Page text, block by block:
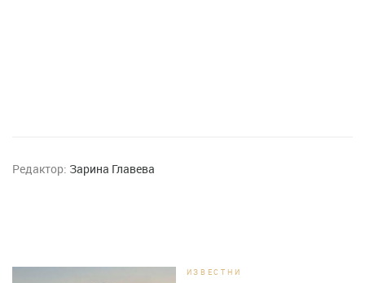
Редактор: Зарина Главева
ИЗВЕСТНИ